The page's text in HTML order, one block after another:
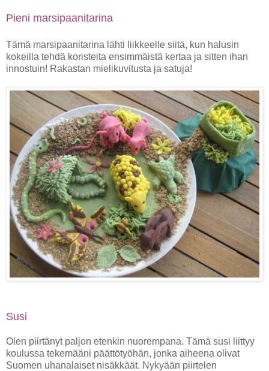
Pieni marsipaanitarina
Tämä marsipaanitarina lähti liikkeelle siitä, kun halusin
kokeilla tehdä koristeita ensimmäistä kertaa ja sitten ihan
innostuin! Rakastan mielikuvitusta ja satuja!
Susi
Olen piirtänyt paljon etenkin nuorempana. Tämä susi liittyy
koulussa tekemääni päättötyöhän, jonka aiheena olivat
Suomen uhanalaiset nisäkkäät. Nykyään piirtelen